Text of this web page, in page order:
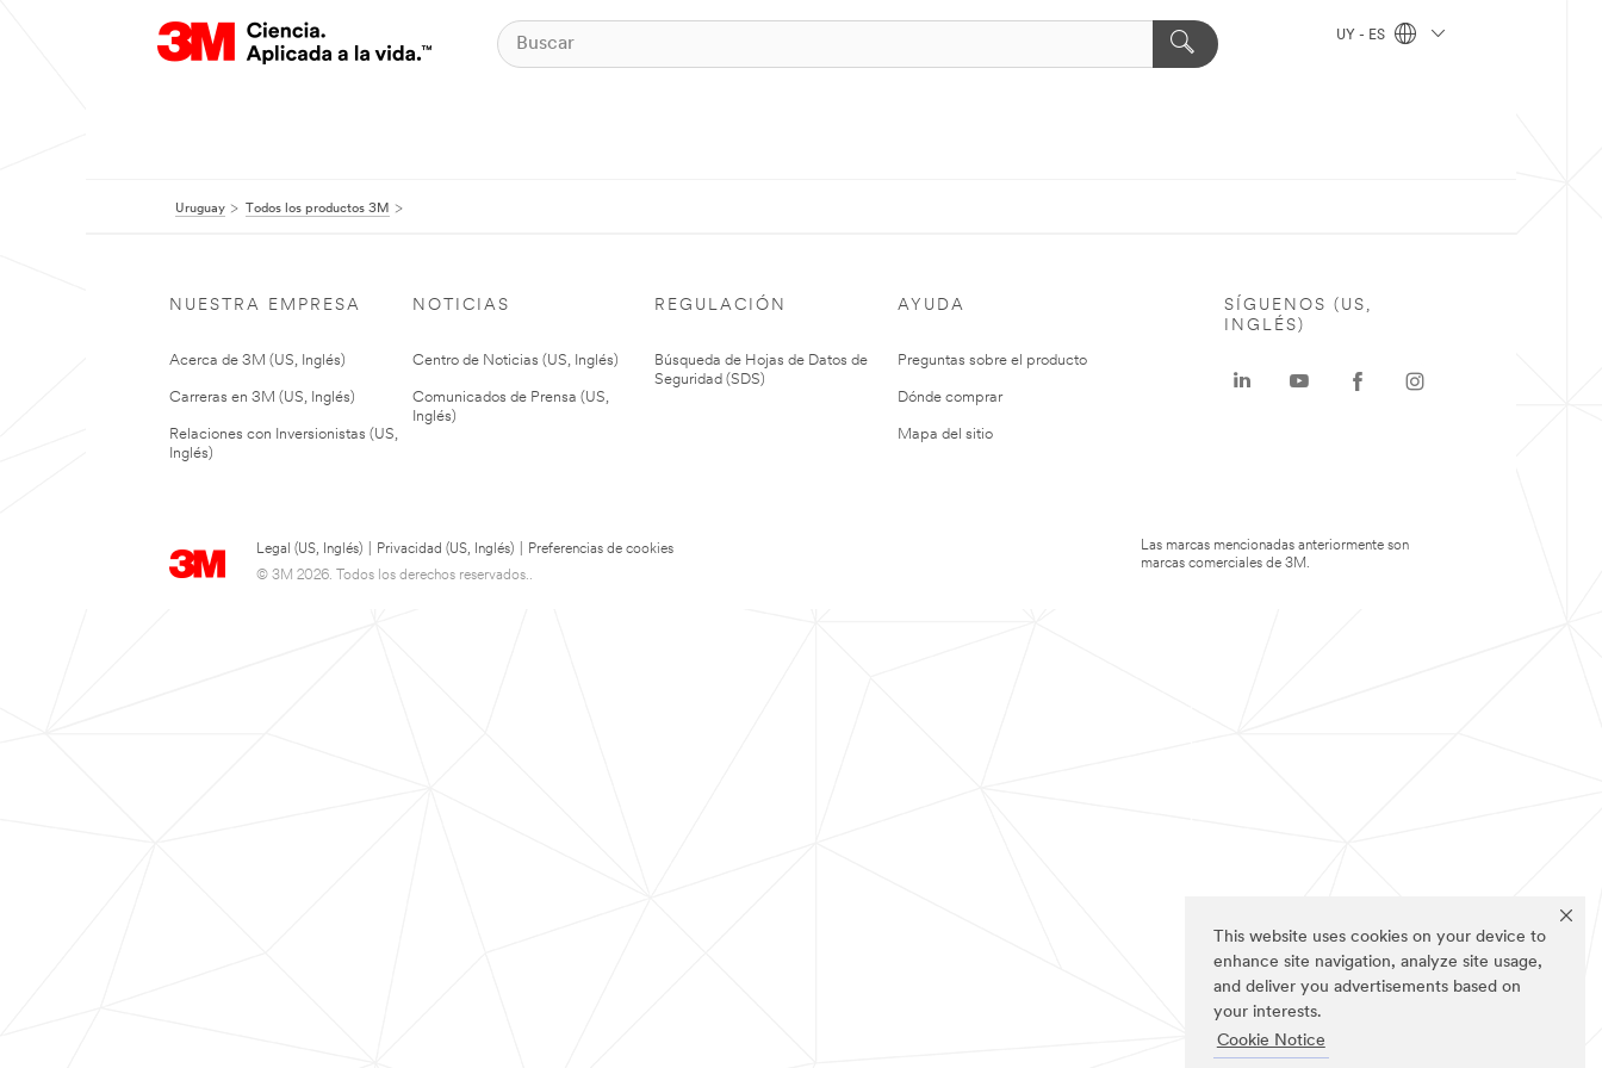
This website uses cookies on your device to
enhance site navigation, analyze site usage,
and deliver you advertisements based on
your interests.
Cookie Notice
UY - ES
Uruguay Todos los productos 3M
NUESTRA EMPRESA
Acerca de 3M (US, Inglés)
Carreras en 3M (US, Inglés)
Relaciones con Inversionistas (US,
Inglés)
NOTICIAS
Centro de Noticias (US, Inglés)
Comunicados de Prensa (US,
Inglés)
REGULACIÓN
Búsqueda de Hojas de Datos de
Seguridad (SDS)
AYUDA
Preguntas sobre el producto
Dónde comprar
Mapa del sitio
Legal (US, Inglés) Privacidad (US, Inglés)
Preferencias de cookies
© 3M 2026. Todos los derechos reservados..
SÍGUENOS (US,
INGLÉS)
Las marcas mencionadas anteriormente son
marcas comerciales de 3M.